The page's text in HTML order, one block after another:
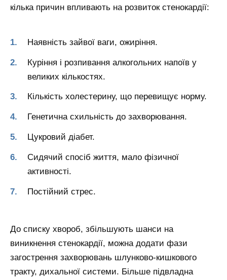
кілька причин впливають на розвиток стенокардії:
Наявність зайвої ваги, ожиріння.
Куріння і розпивання алкогольних напоїв у
великих кількостях.
Кількість холестерину, що перевищує норму.
Генетична схильність до захворювання.
Цукровий діабет.
Сидячий спосіб життя, мало фізичної
активності.
Постійний стрес.
До списку хвороб, збільшують шанси на
виникнення стенокардії, можна додати фази
загострення захворювань шлунково-кишкового
тракту, дихальної системи. Більше підвладна